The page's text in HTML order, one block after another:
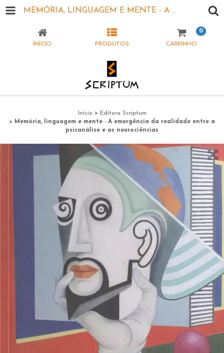
MEMÓRIA, LINGUAGEM E MENTE - A EMERGÊNCIA DA REALIDADE ENTRE A PSICANÁLISE E AS NEUROCIÊNCIAS
INÍCIO PRODUTOS CARRINHO
0
Início > Editora Scriptum
> Memória, linguagem e mente - A emergência da realidade entre a
psicanálise e as neurociências